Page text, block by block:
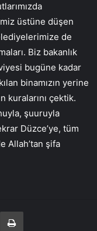
üstüne düşen
de
Biz bakanlık
bugüne kadar
binamızın yerine
kuralarını çektik.
şuuruyla
Düzce’ye, tüm
Allah’tan şifa
E-Posta ile paylaş Yazdır